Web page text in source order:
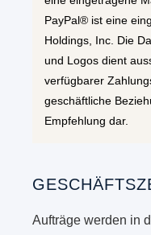
PayPal® ist eine
Holdings, Inc. Die
und Logos dient
verfügbarer
geschäftliche
Empfehlung dar.
Aufträge werden in